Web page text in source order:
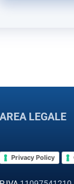
AREA LEGALE
Privacy Policy